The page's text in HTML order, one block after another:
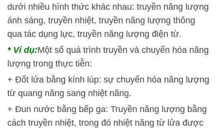
dưới nhiều hình thức khác nhau: truyền năng lượng
ánh sáng, truyền nhiệt, truyền năng lượng thông
qua tác dụng lực, truyền năng lượng điện từ.
* Ví dụ:Một số quá trình truyền và chuyển hóa năng
lượng trong thực tiễn:
+ Đốt lửa bằng kính lúp: sự chuyển hóa năng lượng
từ quang năng sang nhiệt năng.
+ Đun nước bằng bếp ga: Truyền năng lượng bằng
cách truyền nhiệt, trong đó nhiệt năng từ lửa được